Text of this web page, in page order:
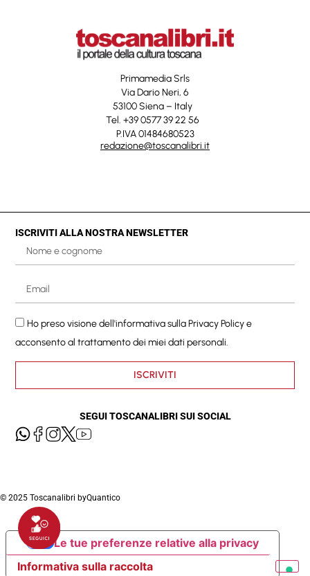
Primamedia Srls
Via Dario Neri, 6
53100 Siena – Italy
Tel. +39 0577 39 22 56
P.IVA 01484680523
redazione@toscanalibri.it
ISCRIVITI ALLA NOSTRA NEWSLETTER
Ho preso visione dell'informativa sullaPrivacy Policye
acconsento al trattamento dei miei dati personali.
ISCRIVITI
SEGUI TOSCANALIBRI SUI SOCIAL
© 2025 Toscanalibri byQuantico
Informativa sulla raccolta
Le tue preferenze relative alla privacy